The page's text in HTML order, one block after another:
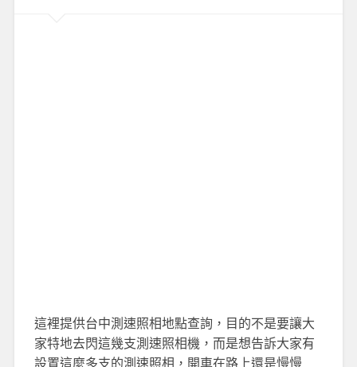
這裡提供台中測速照相地點查詢，目的不是要讓大
家特地去閃這幾支測速照相機，而是想告訴大家有
設置這麼多支的測速照相，開車在路上還是慢慢